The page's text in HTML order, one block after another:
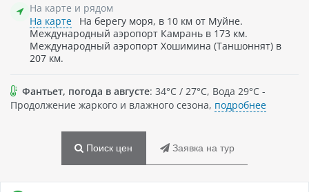
На карте и рядом
На карте
На берегу моря, в 10 км от Муйне.
Международный аэропорт Камрань в 173 км.
Международный аэропорт Хошимина (Таншоннят) в
207 км.
Фантьет, погода в августе: 34°C / 27°C, Вода 29°C -
Продолжение жаркого и влажного сезона, подробнее
Поиск цен Заявка на тур